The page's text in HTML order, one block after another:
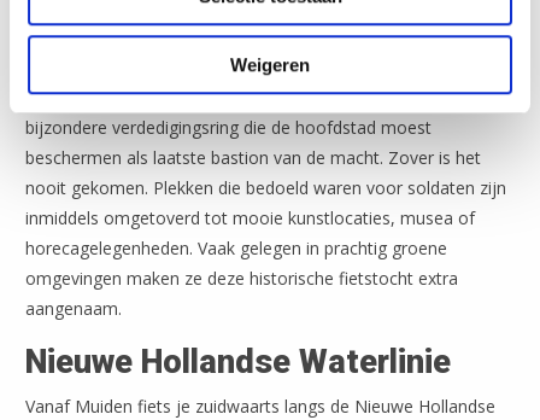
Weigeren
Je begint de route in Edam en volgt de ring van forten,
batterijen en inundatiesluizen die samen de Stelling van
Amsterdam vormen. Er is veel bewaard gebleven van deze
bijzondere verdedigingsring die de hoofdstad moest
beschermen als laatste bastion van de macht. Zover is het
nooit gekomen. Plekken die bedoeld waren voor soldaten zijn
inmiddels omgetoverd tot mooie kunstlocaties, musea of
horecagelegenheden. Vaak gelegen in prachtig groene
omgevingen maken ze deze historische fietstocht extra
aangenaam.
Nieuwe Hollandse Waterlinie
Vanaf Muiden fiets je zuidwaarts langs de Nieuwe Hollandse